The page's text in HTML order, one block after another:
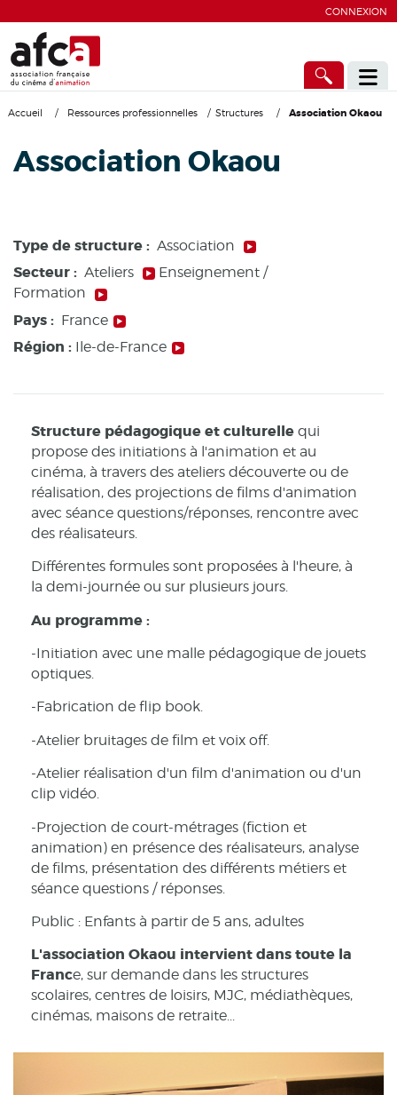
CONNEXION
Accueil / Ressources professionnelles / Structures / Association Okaou
Association Okaou
Type de structure : Association
Secteur : Ateliers
Enseignement /
Formation
Pays : France
Région : Ile-de-France
Structure pédagogique et culturelle qui
propose des initiations à l'animation et au
cinéma, à travers des ateliers découverte ou de
réalisation, des projections de films d'animation
avec séance questions/réponses, rencontre avec
des réalisateurs.
Différentes formules sont proposées à l'heure, à
la demi-journée ou sur plusieurs jours.
Au programme :
-Initiation avec une malle pédagogique de jouets
optiques.
-Fabrication de flip book.
-Atelier bruitages de film et voix off.
-Atelier réalisation d'un film d'animation ou d'un
clip vidéo.
-Projection de court-métrages (fiction et
animation) en présence des réalisateurs, analyse
de films, présentation des différents métiers et
séance questions / réponses.
Public : Enfants à partir de 5 ans, adultes
L'association Okaou intervient dans toute la
France, sur demande dans les structures
scolaires, centres de loisirs, MJC, médiathèques,
cinémas, maisons de retraite...